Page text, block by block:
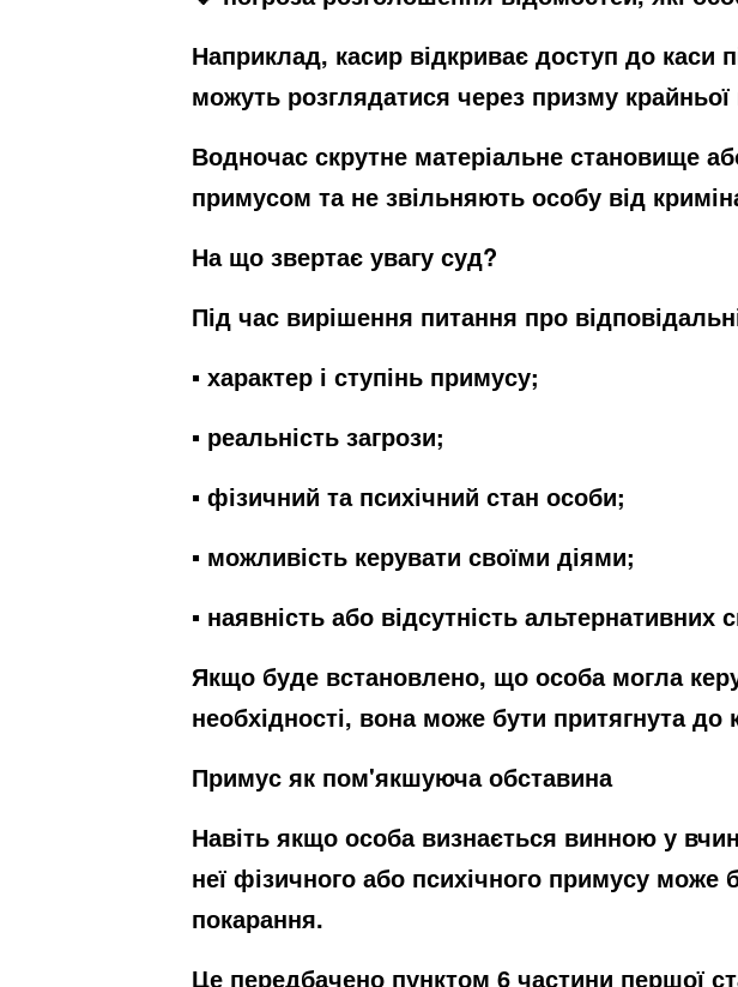
Наприклад, касир відкриває доступ до каси
можуть розглядатися через призму крайньої
Водночас скрутне матеріальне становище
примусом та не звільняють особу від
На що звертає увагу суд?
Під час вирішення питання про
▪ характер і ступінь примусу;
▪ реальність загрози;
▪ фізичний та психічний стан особи;
▪ можливість керувати своїми діями;
▪ наявність або відсутність альтернативних
Якщо буде встановлено, що особа могла
необхідності, вона може бути притягнута до
Примус як пом'якшуюча обставина
Навіть якщо особа визнається винною у
неї фізичного або психічного примусу
покарання.
Це передбачено пунктом 6 частини першої